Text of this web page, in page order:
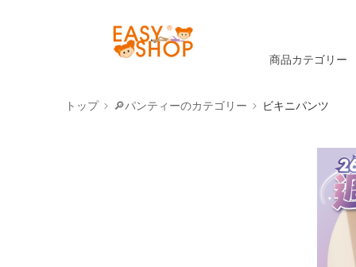
商品カテゴリー
トップ 🔎パンティーのカテゴリー ビキニパンツ